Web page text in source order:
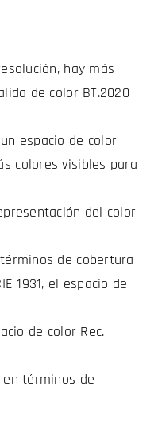
hay más
de color BT.2020
espacio de color
colores visibles para
del color
de cobertura
1931, el espacio de
de color Rec.
en términos de